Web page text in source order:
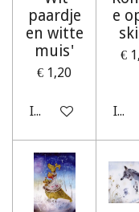
paardje
en witte
muis'
€ 1,20
In winkelwagen
e
€
In